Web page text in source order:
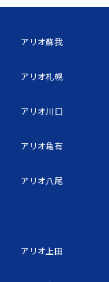
アリオ蘇我
アリオ札幌
アリオ川口
アリオ亀有
アリオ八尾
アリオ上田